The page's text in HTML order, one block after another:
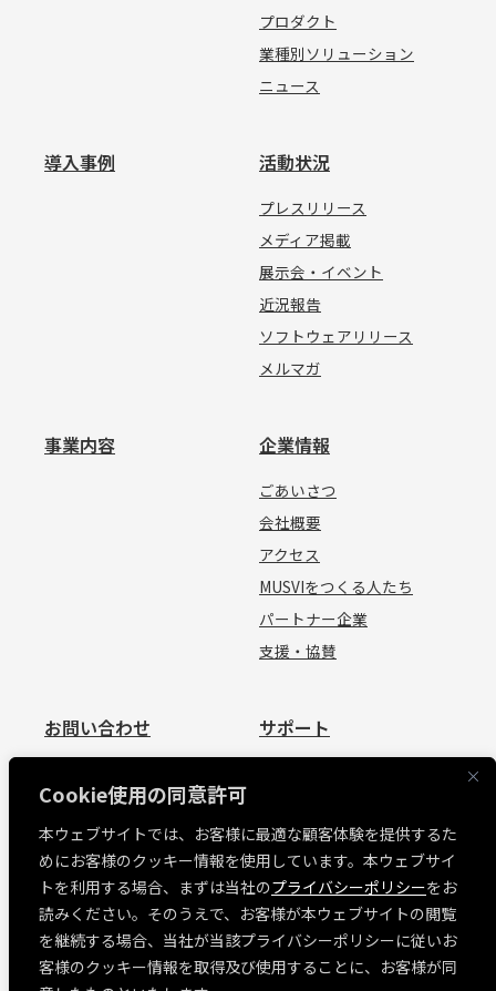
Cookie使用の同意許可
本ウェブサイトでは、お客様に最適な顧客体験を提供するた
めにお客様のクッキー情報を使用しています。本ウェブサイ
トを利用する場合、まずは当社のプライバシーポリシーをお
読みください。そのうえで、お客様が本ウェブサイトの閲覧
を継続する場合、当社が当該プライバシーポリシーに従いお
客様のクッキー情報を取得及び使用することに、お客様が同
プロダクト
業種別ソリューション
ニュース
導入事例 活動状況
プレスリリース
メディア掲載
展示会・イベント
近況報告
ソフトウェアリリース
メルマガ
事業内容 企業情報
ごあいさつ
会社概要
アクセス
MUSVIをつくる人たち
パートナー企業
支援・協賛
お問い合わせ
見積依頼
サポート
お問い合わせ
MUSVI BASE ログイン
ソフトウェアリリース情報
障害・メンテナンス情報
各種規約